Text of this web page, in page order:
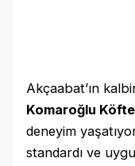
Akçaabat’ın
Komaroğlu
deneyim
standardı ve